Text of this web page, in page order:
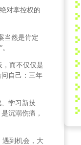
对掌控权的
当然是肯定
而不仅仅是
自己：三年
学习新技
沉溺伤痛，
到机会，大